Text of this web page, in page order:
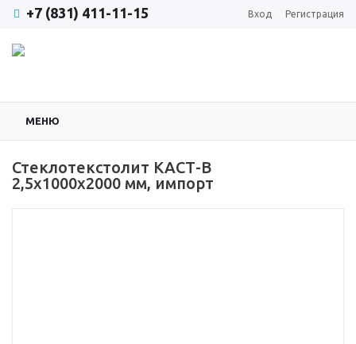
+7 (831) 411-11-15 Вход Регистрация
МЕНЮ
Стеклотекстолит КАСТ-В
2,5х1000х2000 мм, импорт